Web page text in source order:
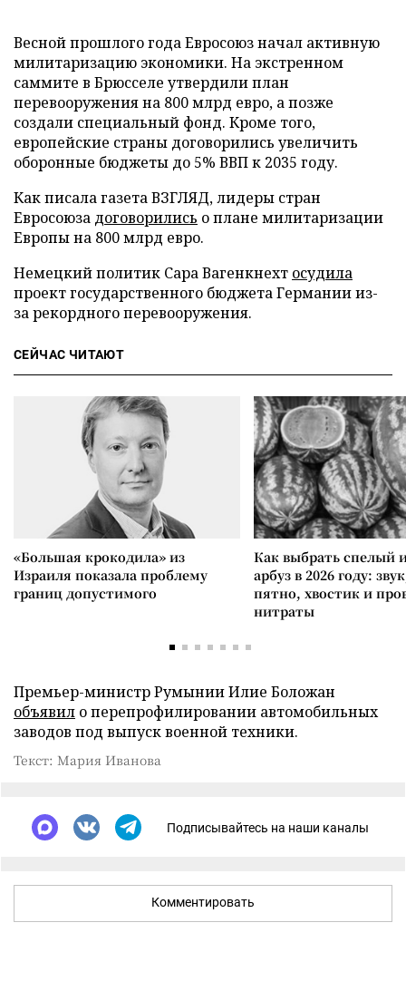
Весной прошлого года Евросоюз начал активную
милитаризацию экономики. На экстренном
саммите в Брюсселе утвердили план
перевооружения на 800 млрд евро, а позже
создали специальный фонд. Кроме того,
европейские страны договорились увеличить
оборонные бюджеты до 5% ВВП к 2035 году.
Как писала газета ВЗГЛЯД, лидеры стран
Евросоюза договорились о плане милитаризации
Европы на 800 млрд евро.
Немецкий политик Сара Вагенкнехт осудила
проект государственного бюджета Германии из-
за рекордного перевооружения.
СЕЙЧАС ЧИТАЮТ
«Большая крокодила» из
Израиля показала проблему
границ допустимого
Как выбрать спелый
арбуз в 2026 году:
пятно, хвостик и
нитраты
Премьер-министр Румынии Илие Боложан
объявил о перепрофилировании автомобильных
заводов под выпуск военной техники.
Текст: Мария Иванова
Подписывайтесь на наши каналы
Комментировать